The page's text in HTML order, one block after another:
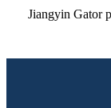
Jiangyin Gator